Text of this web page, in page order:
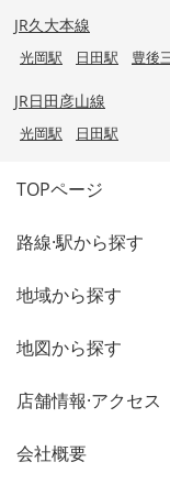
JR久大本線
光岡駅 日田駅 豊後
JR日田彦山線
光岡駅 日田駅
TOPページ
路線·駅から探す
地域から探す
地図から探す
店舗情報·アクセス
会社概要